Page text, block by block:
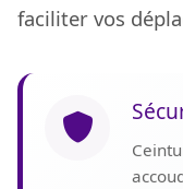
faciliter vos